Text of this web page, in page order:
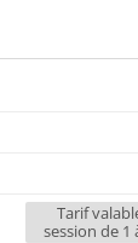
Tarif
session de 1